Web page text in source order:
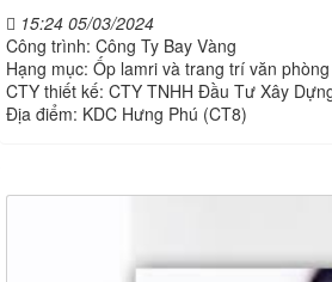
15:24 05/03/2024
Công trình: Công Ty Bay Vàng
Hạng mục: Ốp lamri và trang trí văn
CTY thiết kế: CTY TNHH Đầu Tư Xây
Địa điểm: KDC Hưng Phú (CT8)